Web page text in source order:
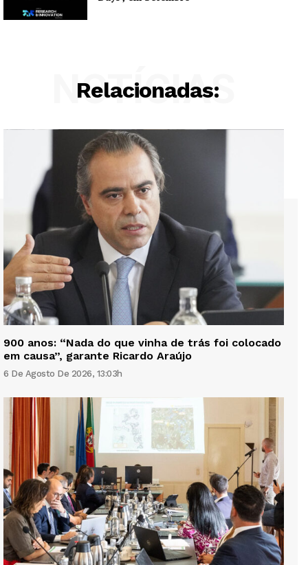
Relacionadas:
NOTÍCIAS
900 anos: “Nada do que vinha de trás foi colocado
em causa”, garante Ricardo Araújo
6 De Agosto De 2026, 13:03h